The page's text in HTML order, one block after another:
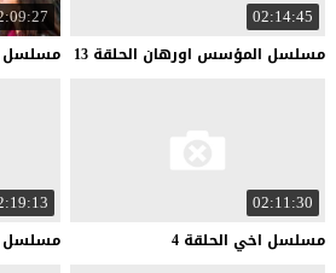
02:14:45
مسلسل المؤسس اورهان الحلقة 13 مسلسل
02:11:30
مسلسل اخي الحلقة 4 مسلسل